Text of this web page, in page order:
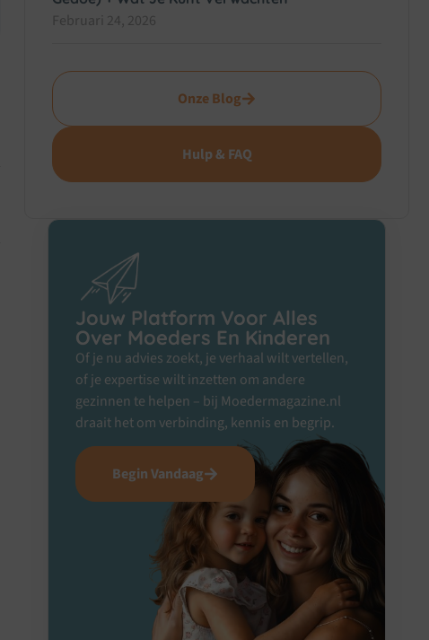
Februari 24, 2026
Onze Blog
Hulp & FAQ
Jouw Platform Voor Alles
Over Moeders En Kinderen
Of je nu advies zoekt, je verhaal wilt vertellen,
of je expertise wilt inzetten om andere
gezinnen te helpen – bij Moedermagazine.nl
draait het om verbinding, kennis en begrip.
Begin Vandaag